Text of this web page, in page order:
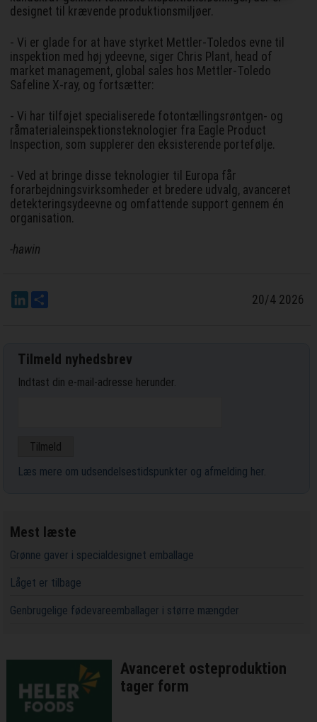
designet til krævende produktionsmiljøer.
- Vi er glade for at have styrket Mettler-Toledos evne til
inspektion med høj ydeevne, siger Chris Plant, head of
market management, global sales hos Mettler-Toledo
Safeline X-ray, og fortsætter:
- Vi har tilføjet specialiserede fotontællingsrøntgen- og
råmaterialeinspektionsteknologier fra Eagle Product
Inspection, som supplerer den eksisterende portefølje.
- Ved at bringe disse teknologier til Europa får
forarbejdningsvirksomheder et bredere udvalg, avanceret
detekteringsydeevne og omfattende support gennem én
organisation.
-hawin
LinkedIn 20/4 2026
Tilmeld nyhedsbrev
Indtast din e-mail-adresse herunder.
Læs mere om udsendelsestidspunkter og afmelding her
Mest læste
Grønne gaver i specialdesignet emballage
Låget er tilbage
Genbrugelige fødevareemballager i større mængder
Avanceret osteproduktion
tager form